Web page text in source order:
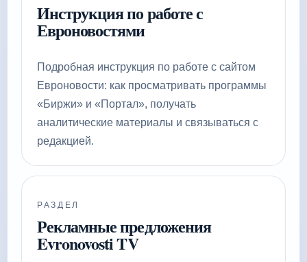
Инструкция по работе с
Евроновостями
Подробная инструкция по работе с сайтом
Евроновости: как просматривать программы
«Биржи» и «Портал», получать
аналитические материалы и связываться с
редакцией.
РАЗДЕЛ
Рекламные предложения
Evronovosti TV